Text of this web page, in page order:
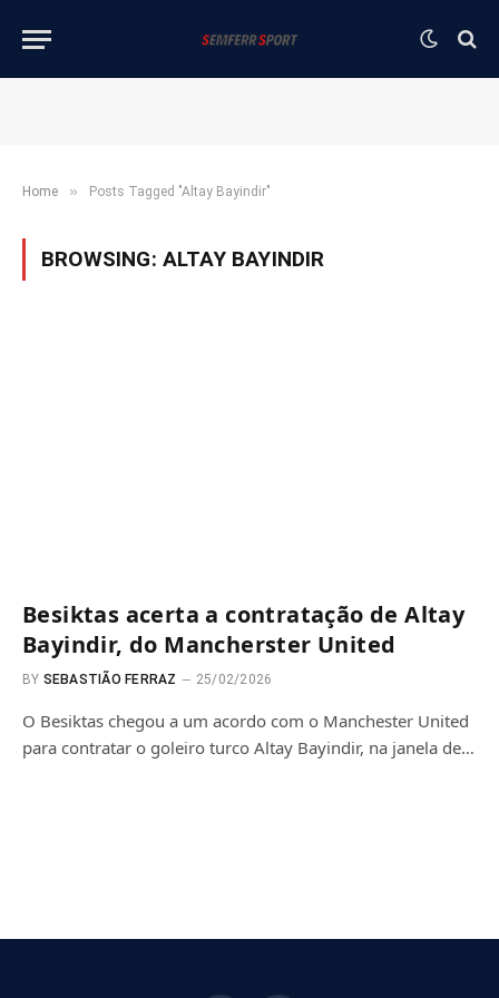
Home » Posts Tagged "Altay Bayindir"
BROWSING: ALTAY BAYINDIR
Besiktas acerta a contratação de Altay
Bayindir, do Mancherster United
BY SEBASTIÃO FERRAZ 25/02/2026
O Besiktas chegou a um acordo com o Manchester United
para contratar o goleiro turco Altay Bayindir, na janela de…